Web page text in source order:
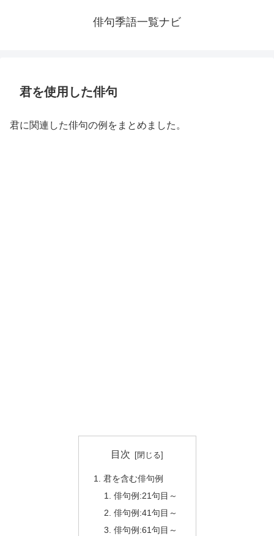
俳句季語一覧ナビ
君を使用した俳句
君に関連した俳句の例をまとめました。
目次
君を含む俳句例
俳句例:21句目～
俳句例:41句目～
俳句例:61句目～